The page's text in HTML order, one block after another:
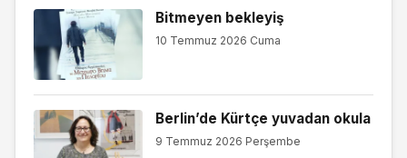
Bitmeyen bekleyiş
10 Temmuz 2026 Cuma
Berlin’de Kürtçe yuvadan okula
9 Temmuz 2026 Perşembe